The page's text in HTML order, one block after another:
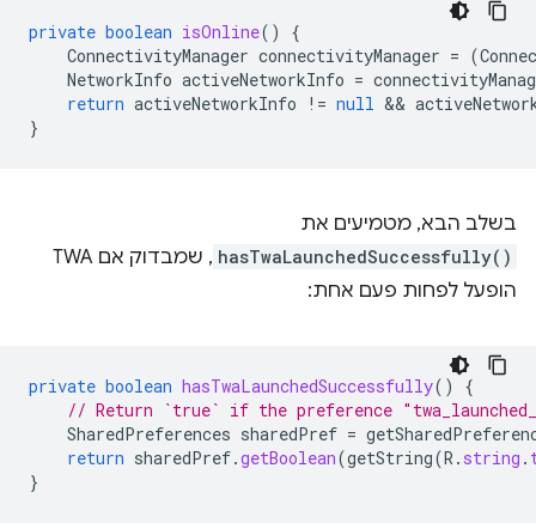
private boolean isOnline()
{
ConnectivityManager connectivityManager = (
NetworkInfo activeNetworkInfo =
return activeNetworkInfo != null &&
}
בשלב הבא, מטמיעים את
hasTwaLaunchedSuccessfully()
, שמבדוק אם TWA
הופעל לפחות פעם אחת:
private boolean hasTwaLaunchedSuccessfully()
{
// Return `true` if the preference
SharedPreferences sharedPref =
return sharedPref.getBoolean(getString(R . string .
}